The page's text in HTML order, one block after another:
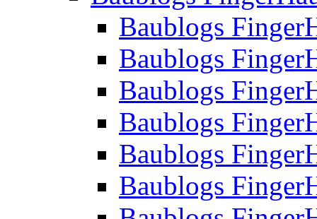
Baublogs
Baublogs
Baublogs
Baublogs
Baublogs
Baublogs